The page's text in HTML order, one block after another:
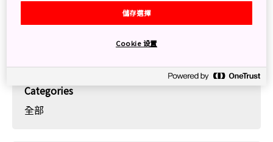
Categories
全部
儲存選擇
Cookie 设置